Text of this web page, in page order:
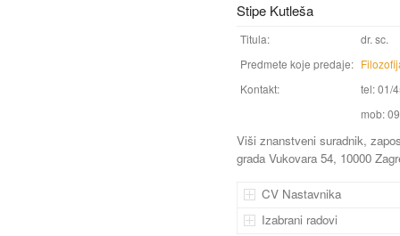
Stipe Kutleša
Titula:
dr. sc.
Predmete koje predaje:
Kontakt:
tel: 01/
mob:
Viši znanstveni suradnik,
grada Vukovara 54, 10000
CV Nastavnika
Izabrani radovi